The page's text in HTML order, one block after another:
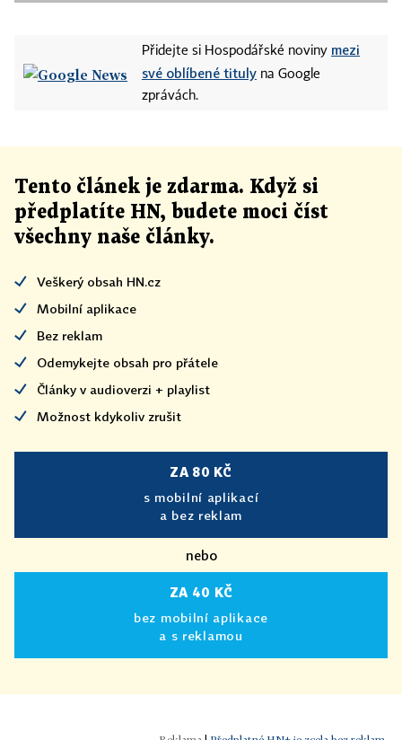
Přidejte si Hospodářské noviny mezi
své oblíbené tituly na Google
zprávách.
Tento článek je zdarma. Když si
předplatíte HN, budete moci číst
všechny naše články.
Veškerý obsah HN.cz
Mobilní aplikace
Bez reklam
Odemykejte obsah pro přátele
Články v audioverzi + playlist
Možnost kdykoliv zrušit
ZA 80 KČ
s mobilní aplikací
a bez reklam
nebo
ZA 40 KČ
bez mobilní aplikace
a s reklamou